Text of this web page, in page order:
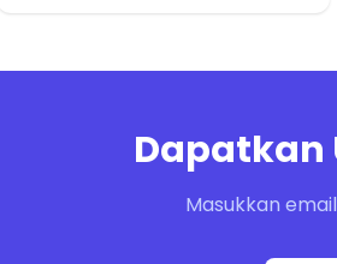
Dapatkan
Masukkan